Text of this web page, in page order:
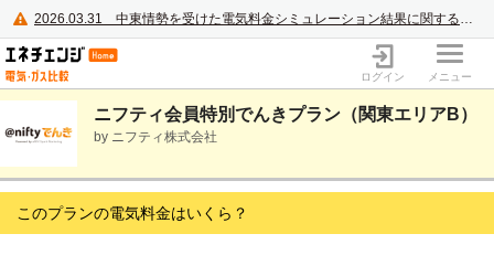
2026.03.31 中東情勢を受けた電気料金シミュレーション結果に関するご案内
電力・ガス比較サイト エネチェンジ
ログイン メニュー
ニフティ会員特別でんきプラン（関東エリアB）
by ニフティ株式会社
このプランの電気料金はいくら？